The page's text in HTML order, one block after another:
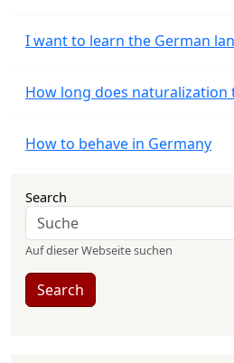
I want to learn the German
How long does naturalization
How to behave in Germany
Search
Auf dieser Webseite suchen
Search